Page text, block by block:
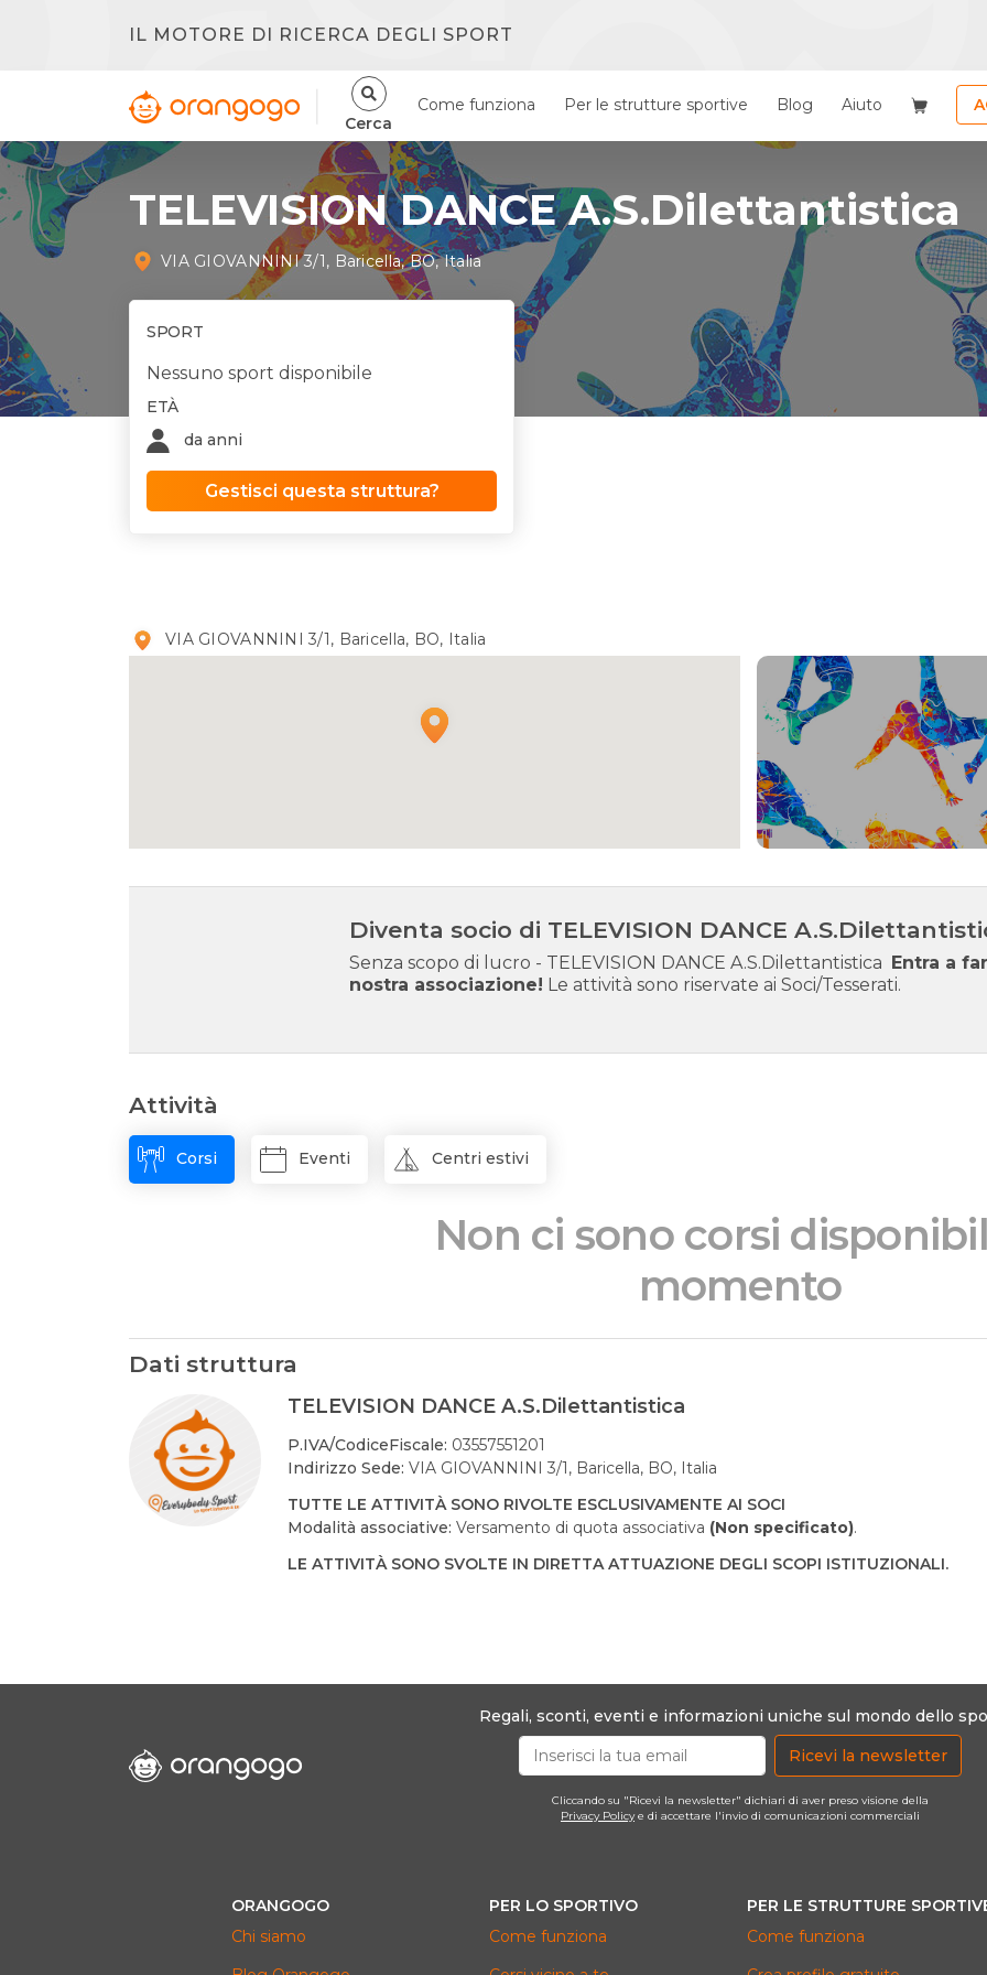
IL MOTORE DI RICERCA DEGLI SPORT
Cerca
Come funziona Per le strutture sportive Blog Aiuto
TELEVISION DANCE A.S.Dilettantistica
VIA GIOVANNINI 3/1, Baricella, BO, Italia
SPORT
Nessuno sport disponibile
ETÀ
da anni
Gestisci questa struttura?
VIA GIOVANNINI 3/1, Baricella, BO, Italia
Diventa socio di TELEVISION DANCE
Senza scopo di lucro - TELEVISION DANCE A.S.Dilettantistica
Entra a
nostra associazione! Le attività sono riservate ai Soci/Tesserati.
Attività
Corsi Eventi Centri estivi
Non ci sono corsi
momento
Dati struttura
TELEVISION DANCE A.S.Dilettantistica
P.IVA/CodiceFiscale: 03557551201
Indirizzo Sede: VIA GIOVANNINI 3/1, Baricella, BO, Italia
TUTTE LE ATTIVITÀ SONO RIVOLTE ESCLUSIVAMENTE AI SOCI
Modalità associative: Versamento di quota associativa (Non specificato).
LE ATTIVITÀ SONO SVOLTE IN DIRETTA ATTUAZIONE DEGLI SCOPI ISTITUZIONALI.
Regali, sconti, eventi e informazioni uniche sul mondo dello
Ricevi la newsletter
Cliccando su "Ricevi la newsletter" dichiari di aver preso visione della
Privacy Policye di accettare l'invio di comunicazioni commerciali
ORANGOGO
Chi siamo
PER LO SPORTIVO
Come funziona
PER LE STRUTTURE
Come funziona